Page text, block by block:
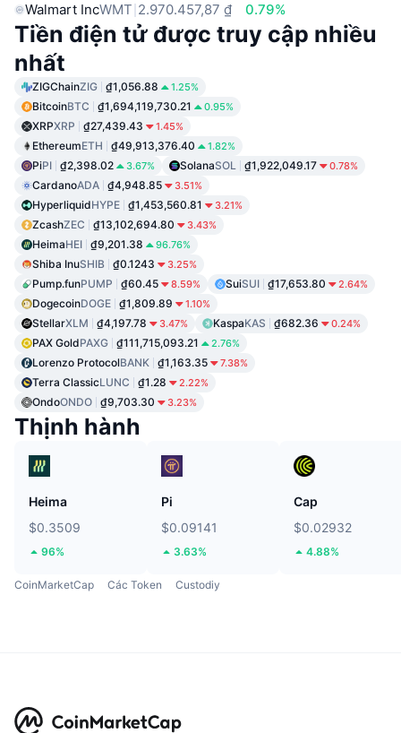
Walmart IncWMT 2.970.457,87 ₫ 0.79%
Tiền điện tử được truy cập nhiều
nhất
ZIGChainZIG ₫1,056.88 1.25%
BitcoinBTC ₫1,694,119,730.21 0.95%
XRPXRP ₫27,439.43 1.45%
EthereumETH ₫49,913,376.40 1.82%
PiPI ₫2,398.02 3.67% SolanaSOL ₫1,922,049.17 0.78%
CardanoADA ₫4,948.85 3.51%
HyperliquidHYPE ₫1,453,560.81 3.21%
ZcashZEC ₫13,102,694.80 3.43%
HeimaHEI ₫9,201.38 96.76%
Shiba InuSHIB ₫0.1243 3.25%
Pump.funPUMP ₫60.45 8.59% SuiSUI ₫17,653.80 2.64%
DogecoinDOGE ₫1,809.89 1.10%
StellarXLM ₫4,197.78 3.47% KaspaKAS ₫682.36 0.24%
PAX GoldPAXG ₫111,715,093.21 2.76%
Lorenzo ProtocolBANK ₫1,163.35 7.38%
Terra ClassicLUNC ₫1.28 2.22%
OndoONDO ₫9,703.30 3.23%
Thịnh hành
Heima
$0.3509
96%
Pi
$0.09141
3.63%
Cap
$0.02932
4.88%
CoinMarketCap Các Token Custodiy